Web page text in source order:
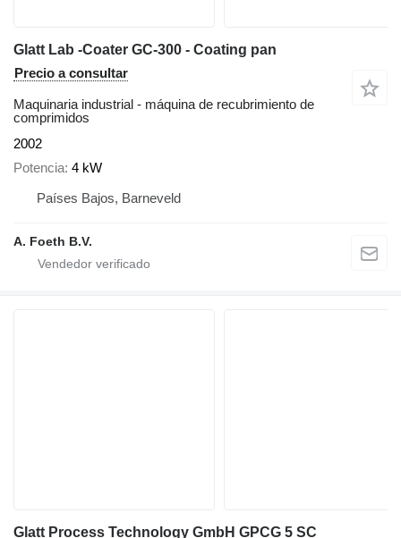
Glatt Lab -Coater GC-300 - Coating pan
Precio a consultar
Maquinaria industrial - máquina de recubrimiento de
comprimidos
2002
Potencia 4 kW
Países Bajos, Barneveld
A. Foeth B.V.
Glatt Process Technology GmbH GPCG 5 SC